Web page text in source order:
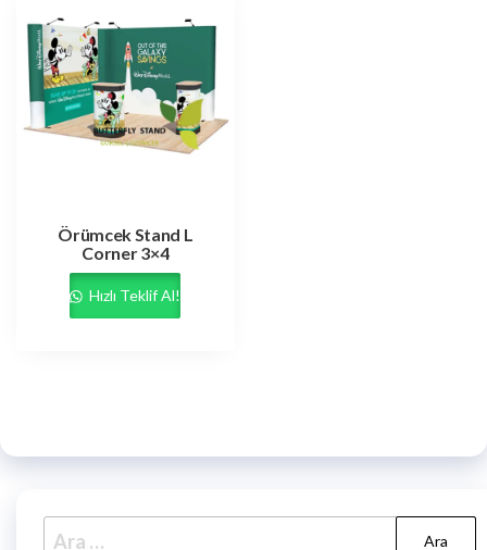
Örümcek Stand L
Corner 3×4
Hızlı Teklif Al!